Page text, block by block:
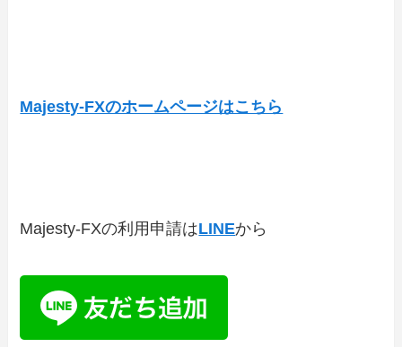
Majesty-FXのホームページはこちら
Majesty-FXの利用申請はLINEから